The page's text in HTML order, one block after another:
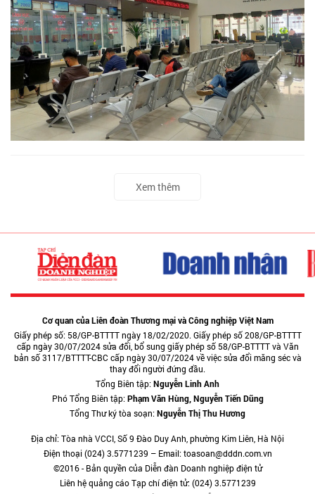
Xem thêm
Cơ quan của Liên đoàn Thương mại và Công nghiệp Việt Nam
Giấy phép số: 58/GP-BTTTT ngày 18/02/2020. Giấy phép số 208/GP-BTTTT
cấp ngày 30/07/2024 sửa đổi, bổ sung giấy phép số 58/GP-BTTTT và Văn
bản số 3117/BTTTT-CBC cấp ngày 30/07/2024 về việc sửa đổi măng séc và
thay đổi người đứng đầu.
Tổng Biên tập:Nguyễn Linh Anh
Phó Tổng Biên tập:Phạm Văn Hùng, Nguyễn Tiến Dũng
Tổng Thư ký tòa soạn:Nguyễn Thị Thu Hương
Địa chỉ: Tòa nhà VCCI, Số 9 Đào Duy Anh, phường Kim Liên, Hà Nội
Điện thoại (024) 3.5771239 – Email: toasoan@dddn.com.vn
©2016 - Bản quyền của Diễn đàn Doanh nghiệp điện tử
Liên hệ quảng cáo Tạp chí điện tử: (024) 3.5771239